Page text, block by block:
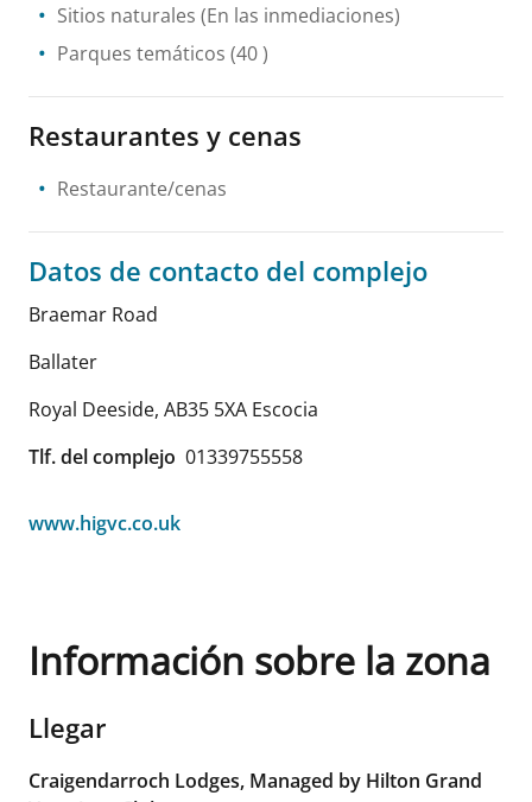
Sitios naturales (En las inmediaciones)
Parques temáticos (40 )
Restaurantes y cenas
Restaurante/cenas
Datos de contacto del complejo
Braemar Road
Ballater
Royal Deeside, AB35 5XA Escocia
Tlf. del complejo 01339755558
www.higvc.co.uk
Información sobre la zona
Llegar
Craigendarroch Lodges, Managed by Hilton Grand